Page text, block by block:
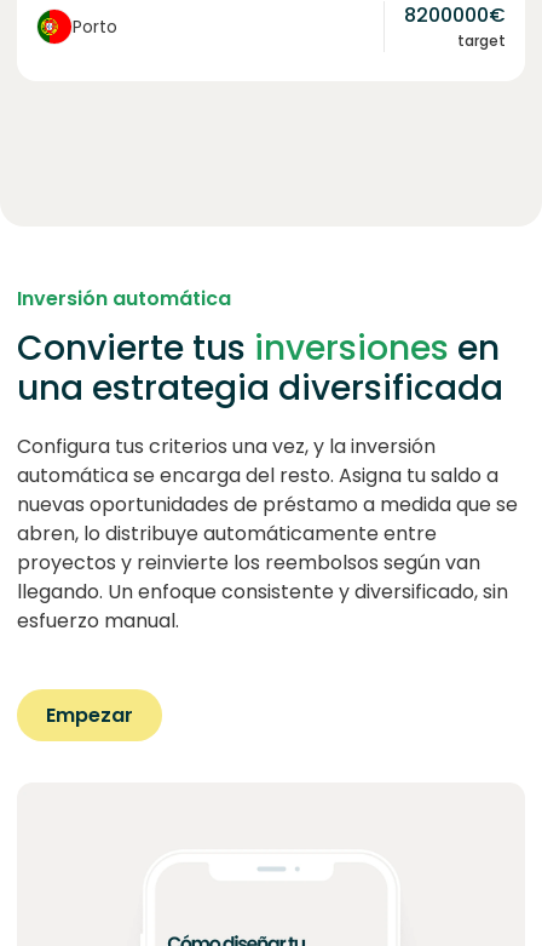
Porto 8200000€
target
Inversión automática
Convierte tus inversiones en
una estrategia diversificada
Configura tus criterios una vez, y la inversión
automática se encarga del resto. Asigna tu saldo a
nuevas oportunidades de préstamo a medida que se
abren, lo distribuye automáticamente entre
proyectos y reinvierte los reembolsos según van
llegando. Un enfoque consistente y diversificado, sin
esfuerzo manual.
Empezar